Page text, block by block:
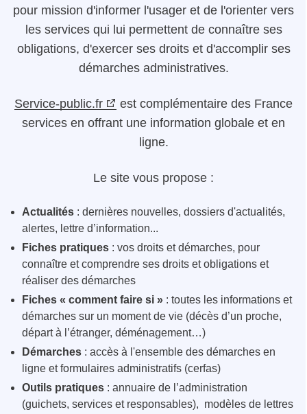
pour mission d'informer l'usager et de l'orienter vers
les services qui lui permettent de connaître ses
obligations, d'exercer ses droits et d'accomplir ses
démarches administratives.
Service-public.fr
est complémentaire des France
services en offrant une information globale et en
ligne.
Le site vous propose :
Actualités : dernières nouvelles, dossiers d'actualités,
alertes, lettre d’information...
Fiches pratiques : vos droits et démarches, pour
connaître et comprendre ses droits et obligations et
réaliser des démarches
Fiches « comment faire si » : toutes les informations et
démarches sur un moment de vie (décès d’un proche,
départ à l’étranger, déménagement…)
Démarches : accès à l'ensemble des démarches en
ligne et formulaires administratifs (cerfas)
Outils pratiques : annuaire de l’administration
(guichets, services et responsables), modèles de lettres